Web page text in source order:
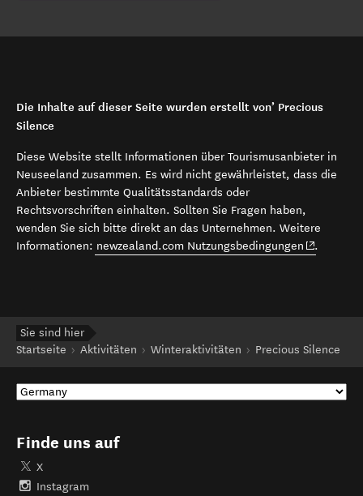
Die Inhalte auf dieser Seite wurden erstellt von’ Precious
Silence
Diese Website stellt Informationen über Tourismusanbieter in
Neuseeland zusammen. Es wird nicht gewährleistet, dass die
Anbieter bestimmte Qualitätsstandards oder
Rechtsvorschriften einhalten. Sollten Sie Fragen haben,
wenden Sie sich bitte direkt an das Unternehmen. Weitere
Informationen: newzealand.com Nutzungsbedingungen (opens in
.
Sie sind hier
Startseite
Aktivitäten Winteraktivitäten Precious Silence
Finde uns auf
X
Instagram